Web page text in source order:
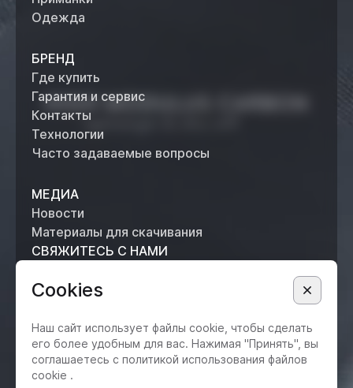
Cookies
Наш сайт использует файлы cookie, чтобы сделать
его более удобным для вас. Нажимая "Принять", вы
соглашаетесь с политикой использования файлов
cookie .
Одежда
БРЕНД
Где купить
Гарантия и сервис
Контакты
Технологии
Часто задаваемые вопросы
МЕДИА
Новости
Материалы для скачивания
СВЯЖИТЕСЬ С НАМИ
info@metsui.ru
opt@metsui.ru
© 2025 Все права защищены.